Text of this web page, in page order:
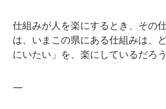
仕組みが人を楽にするとき、その
は、いまこの県にある仕組みは、
にいたい」を、楽にしているだろう
—